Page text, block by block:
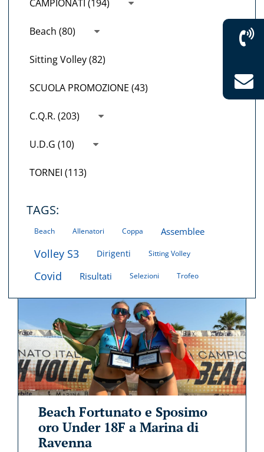
CAMPIONATI (194)
Beach (80)
Sitting Volley (82)
SCUOLA PROMOZIONE (43)
C.Q.R. (203)
U.D.G (10)
TORNEI (113)
TAGS:
Beach Allenatori Coppa Assemblee
Volley S3 Dirigenti Sitting Volley
Covid Risultati Selezioni Trofeo
Beach Fortunato e Sposimo
oro Under 18F a Marina di
Ravenna